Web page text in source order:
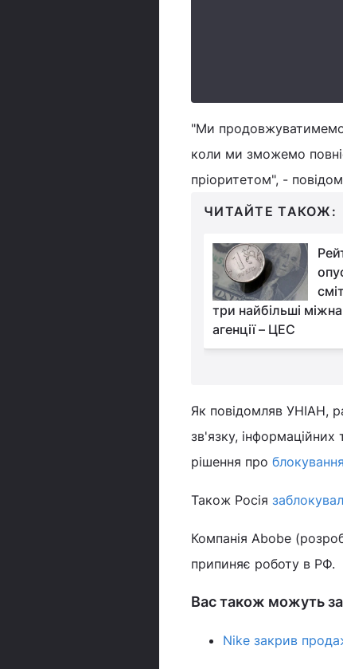
"Ми продовжуватимемо
коли ми зможемо
пріоритетом", -
ЧИТАЙТЕ ТАКОЖ:
три найбільші
агенції – ЦЕС
Як повідомляв УНІАН,
зв'язку, інформаційних
рішення про
Також Росія
Компанія Abobe
припиняє роботу в РФ.
Вас також можуть
Nike закрив